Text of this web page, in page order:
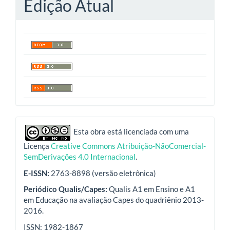
Edição Atual
indexadoresEsta obra está licenciada com uma
Licença Creative Commons Atribuição-NãoComercial-
SemDerivações 4.0 Internacional.
E-ISSN: 2763-8898 (versão eletrônica)
Periódico Qualis/Capes: Qualis A1 em Ensino e A1
em Educação na avaliação Capes do quadriênio 2013-
2016.
ISSN: 1982-1867